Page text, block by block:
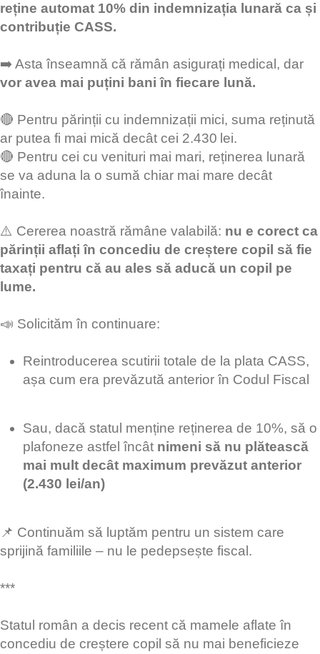
reține automat 10% din indemnizația lunară ca și
contribuție CASS.
➡️ Asta înseamnă că rămân asigurați medical, dar
vor avea mai puțini bani în fiecare lună.
🔴 Pentru părinții cu indemnizații mici, suma reținută
ar putea fi mai mică decât cei 2.430 lei.
🔴 Pentru cei cu venituri mai mari, reținerea lunară
se va aduna la o sumă chiar mai mare decât
înainte.
⚠️ Cererea noastră rămâne valabilă: nu e corect ca
părinții aflați în concediu de creștere copil să fie
taxați pentru că au ales să aducă un copil pe
lume.
📣 Solicităm în continuare:
Reintroducerea scutirii totale de la plata CASS,
așa cum era prevăzută anterior în Codul Fiscal
Sau, dacă statul menține reținerea de 10%, să o
plafoneze astfel încât nimeni să nu plătească
mai mult decât maximum prevăzut anterior
(2.430 lei/an)
📌 Continuăm să luptăm pentru un sistem care
sprijină familiile – nu le pedepsește fiscal.
***
Statul român a decis recent că mamele aflate în
concediu de creștere copil să nu mai beneficieze